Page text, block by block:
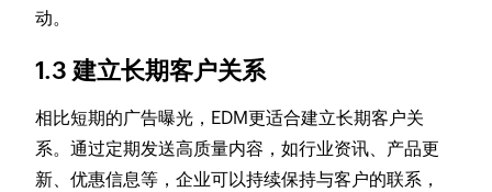
动。
1.3 建立长期客户关系
相比短期的广告曝光，EDM更适合建立长期客户关
系。通过定期发送高质量内容，如行业资讯、产品更
新、优惠信息等，企业可以持续保持与客户的联系，